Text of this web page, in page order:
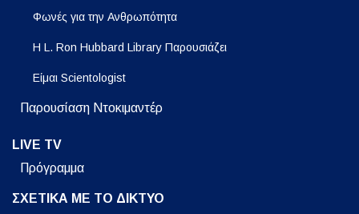
Φωνές για την Ανθρωπότητα
Η L. Ron Hubbard Library Παρουσιάζει
Είμαι Scientologist
Παρουσίαση Ντοκιμαντέρ
LIVE TV
Πρόγραμμα
ΣΧΕΤΙΚΑ ΜΕ ΤΟ ΔΙΚΤΥΟ